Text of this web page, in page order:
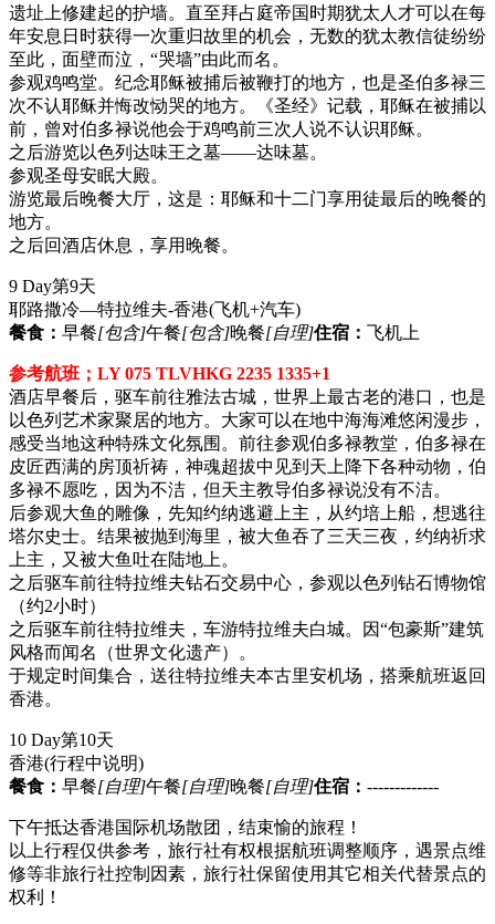
遗址上修建起的护墙。直至拜占庭帝国时期犹太人才可以在每
年安息日时获得一次重归故里的机会，无数的犹太教信徒纷纷
至此，面壁而泣，“哭墙”由此而名。
参观鸡鸣堂。纪念耶稣被捕后被鞭打的地方，也是圣伯多禄三
次不认耶稣并悔改恸哭的地方。《圣经》记载，耶稣在被捕以
前，曾对伯多禄说他会于鸡鸣前三次人说不认识耶稣。
之后游览以色列达味王之墓——达味墓。
参观圣母安眠大殿。
游览最后晚餐大厅，这是：耶稣和十二门享用徒最后的晚餐的
地方。
之后回酒店休息，享用晚餐。
9 Day第9天
耶路撒冷—特拉维夫-香港(飞机+汽车)
餐食： 早餐[包含]午餐[包含]晚餐[自理]住宿： 飞机上
参考航班；LY 075 TLVHKG 2235 1335+1
酒店早餐后，驱车前往雅法古城，世界上最古老的港口，也是
以色列艺术家聚居的地方。大家可以在地中海海滩悠闲漫步，
感受当地这种特殊文化氛围。前往参观伯多禄教堂，伯多禄在
皮匠西满的房顶祈祷，神魂超拔中见到天上降下各种动物，伯
多禄不愿吃，因为不洁，但天主教导伯多禄说没有不洁。
后参观大鱼的雕像，先知约纳逃避上主，从约培上船，想逃往
塔尔史士。结果被抛到海里，被大鱼吞了三天三夜，约纳祈求
上主，又被大鱼吐在陆地上。
之后驱车前往特拉维夫钻石交易中心，参观以色列钻石博物馆
（约2小时）
之后驱车前往特拉维夫，车游特拉维夫白城。因“包豪斯”建筑
风格而闻名（世界文化遗产）。
于规定时间集合，送往特拉维夫本古里安机场，搭乘航班返回
香港。
10 Day第10天
香港(行程中说明)
餐食： 早餐[自理]午餐[自理]晚餐[自理]住宿： -------------
下午抵达香港国际机场散团，结束愉的旅程！
以上行程仅供参考，旅行社有权根据航班调整顺序，遇景点维
修等非旅行社控制因素，旅行社保留使用其它相关代替景点的
权利！